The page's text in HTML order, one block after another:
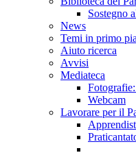
Sostegno
News
Temi in primo
Aiuto ricerca
Avvisi
Mediateca
Webcam
Lavorare per il